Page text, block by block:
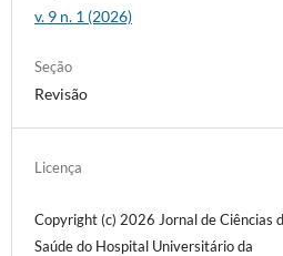
v. 9 n. 1 (2026)
Seção
Revisão
Licença
Copyright (c) 2026 Jornal de Ciências
Saúde do Hospital Universitário da